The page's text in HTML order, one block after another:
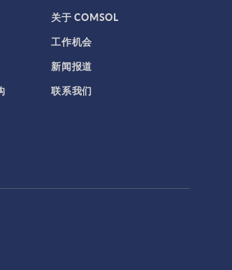
更新 0 (6.0.0.318)
(6.0.0.312)
更新 2 (5.6.0.401)
更新 1
更新 3
关于 COMSOL
工作机会
新闻报道
联系我们